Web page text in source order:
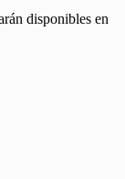
disponibles en